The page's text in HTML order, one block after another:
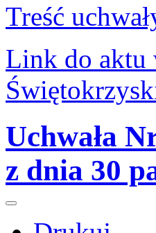
Treść
Link do aktu
Uchwała
z dnia 30